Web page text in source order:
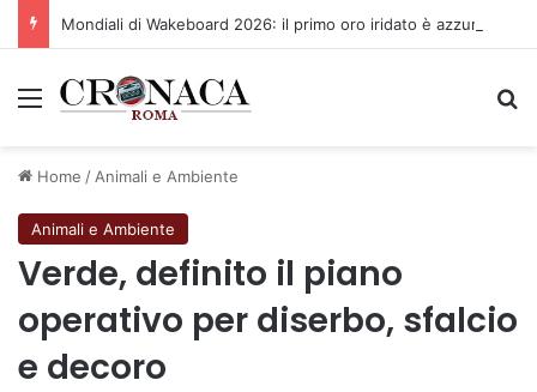
Mondiali di Wakeboard 2026: il primo oro iridato è azzurro
Menu
Home / Animali e Ambiente
Animali e Ambiente
Verde, definito il piano
operativo per diserbo, sfalcio
e decoro